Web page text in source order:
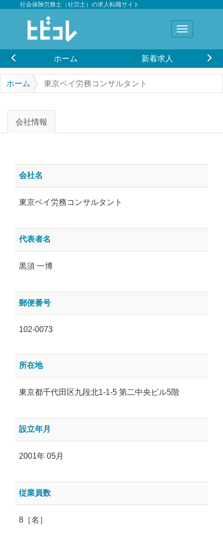
社会保険労務士（社労士）の求人転職サイト
ホーム 新着求人
ホーム 東京ベイ労務コンサルタント
会社情報
会社名
東京ベイ労務コンサルタント
代表者名
黒須 一博
郵便番号
102-0073
所在地
東京都千代田区九段北1-1-5 第二中央ビル5階
設立年月
2001年 05月
従業員数
8［名］